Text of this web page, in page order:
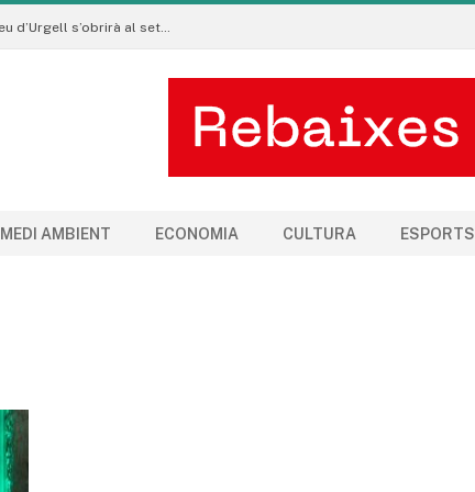
Les subvencions per als clubs esportius de la Seu d’Urgell s’obrirà al setembre
MEDI AMBIENT ECONOMIA CULTURA ESPORTS